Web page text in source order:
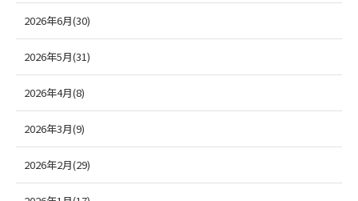
2026年6月(30)
2026年5月(31)
2026年4月(8)
2026年3月(9)
2026年2月(29)